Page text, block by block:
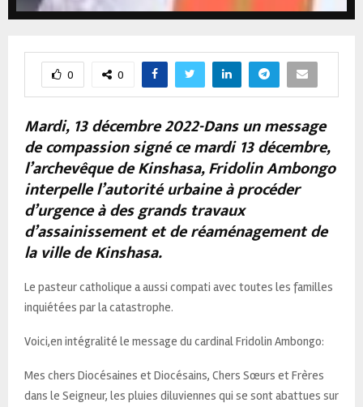
0 0
Mardi, 13 décembre 2022-Dans un message
de compassion signé ce mardi 13 décembre,
l’archevêque de Kinshasa, Fridolin Ambongo
interpelle l’autorité urbaine à procéder
d’urgence à des grands travaux
d’assainissement et de réaménagement de
la ville de Kinshasa.
Le pasteur catholique a aussi compati avec toutes les familles
inquiétées par la catastrophe.
Voici,en intégralité le message du cardinal Fridolin Ambongo:
Mes chers Diocésaines et Diocésains, Chers Sœurs et Frères
dans le Seigneur, les pluies diluviennes qui se sont abattues sur